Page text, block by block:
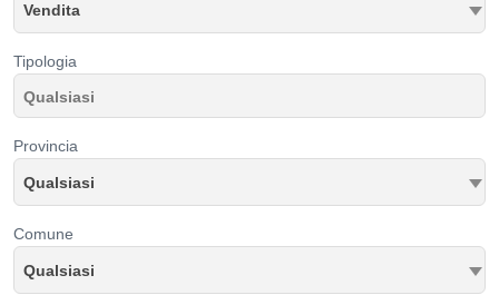
Vendita
Tipologia
Provincia
Qualsiasi
Comune
Qualsiasi